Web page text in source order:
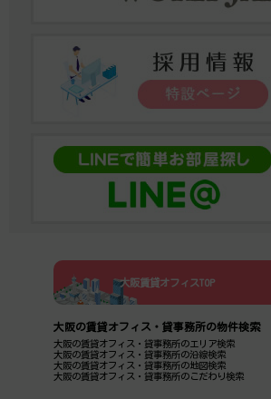
大阪賃貸オフィスTOP
大阪の賃貸オフィス・貸事務所の物件検索
大阪の賃貸オフィス・貸事務所のエリア検索
大阪の賃貸オフィス・貸事務所の沿線検索
大阪の賃貸オフィス・貸事務所の地図検索
大阪の賃貸オフィス・貸事務所のこだわり検索